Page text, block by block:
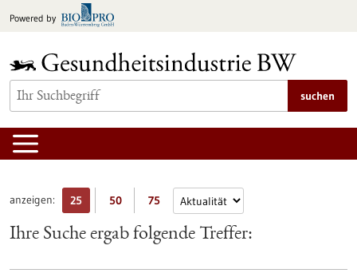
Inhalt
Powered by
suchen
anzeigen: 25 50 75
Ihre Suche ergab folgende Treffer: